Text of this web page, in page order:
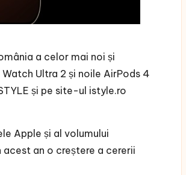
a celor mai noi și
Ultra 2 și noile AirPods 4
și pe site-ul istyle.ro
Apple și al volumului
acest an o creștere a cererii